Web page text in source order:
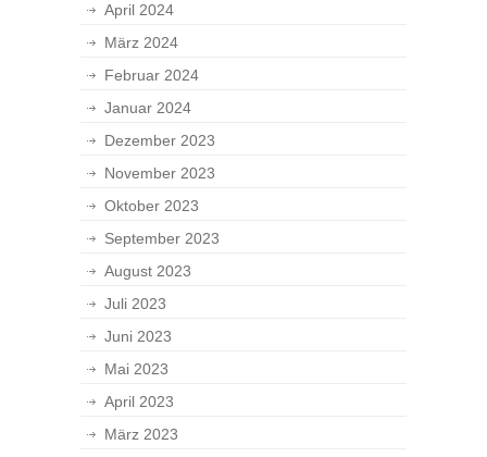
April 2024
März 2024
Februar 2024
Januar 2024
Dezember 2023
November 2023
Oktober 2023
September 2023
August 2023
Juli 2023
Juni 2023
Mai 2023
April 2023
März 2023